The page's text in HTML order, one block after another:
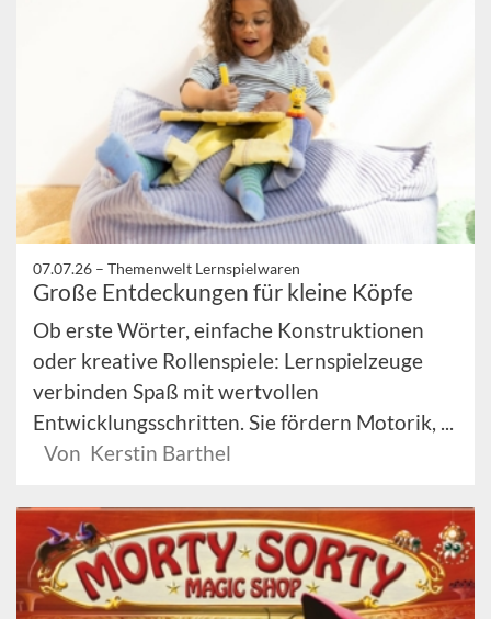
07.07.26 – Themenwelt Lernspielwaren
Große Entdeckungen für kleine Köpfe
Ob erste Wörter, einfache Konstruktionen
oder kreative Rollenspiele: Lernspielzeuge
verbinden Spaß mit wertvollen
Entwicklungsschritten. Sie fördern Motorik, ...
Von Kerstin Barthel